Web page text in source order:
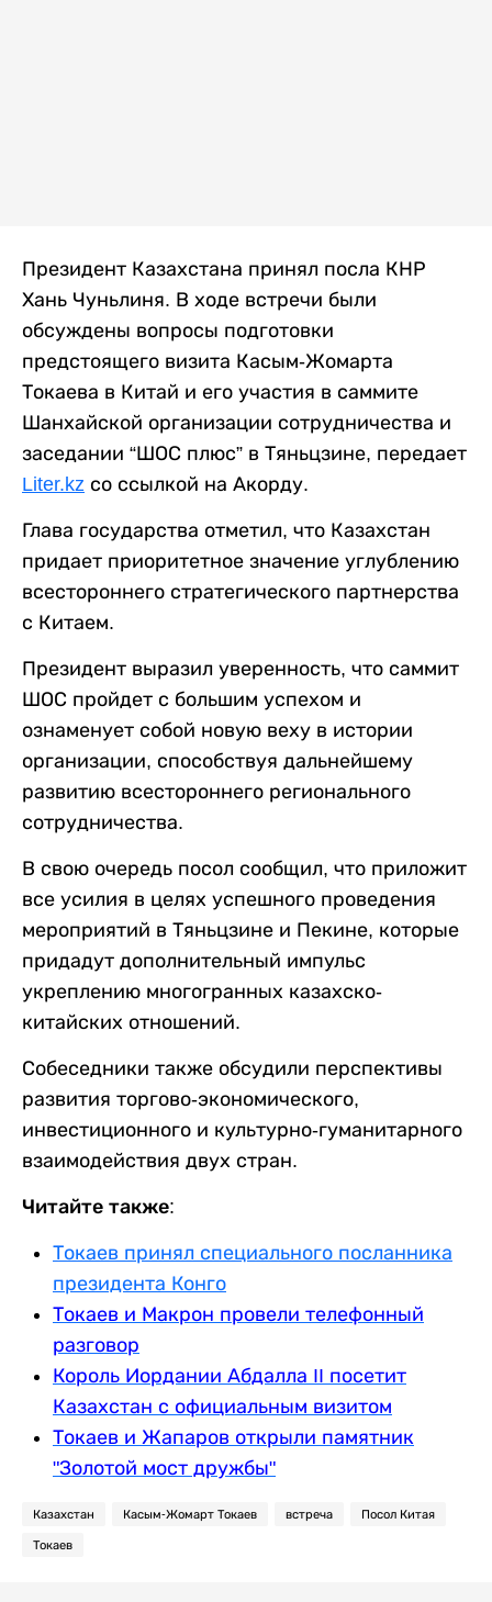
Президент Казахстана принял посла КНР
Хань Чуньлиня. В ходе встречи были
обсуждены вопросы подготовки
предстоящего визита Касым-Жомарта
Токаева в Китай и его участия в саммите
Шанхайской организации сотрудничества и
заседании “ШОС плюс” в Тяньцзине, передает
Liter.kz со ссылкой на Акорду.
Глава государства отметил, что Казахстан
придает приоритетное значение углублению
всестороннего стратегического партнерства
с Китаем.
Президент выразил уверенность, что саммит
ШОС пройдет с большим успехом и
ознаменует собой новую веху в истории
организации, способствуя дальнейшему
развитию всестороннего регионального
сотрудничества.
В свою очередь посол сообщил, что приложит
все усилия в целях успешного проведения
мероприятий в Тяньцзине и Пекине, которые
придадут дополнительный импульс
укреплению многогранных казахско-
китайских отношений.
Собеседники также обсудили перспективы
развития торгово-экономического,
инвестиционного и культурно-гуманитарного
взаимодействия двух стран.
Читайте также:
Токаев принял специального посланника
президента Конго
Токаев и Макрон провели телефонный
разговор
Король Иордании Абдалла II посетит
Казахстан с официальным визитом
Токаев и Жапаров открыли памятник
"Золотой мост дружбы"
Казахстан Касым-Жомарт Токаев встреча Посол Китая
Токаев